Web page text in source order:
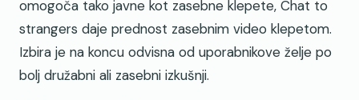
omogoča tako javne kot zasebne klepete, Chat to
strangers daje prednost zasebnim video klepetom.
Izbira je na koncu odvisna od uporabnikove želje po
bolj družabni ali zasebni izkušnji.